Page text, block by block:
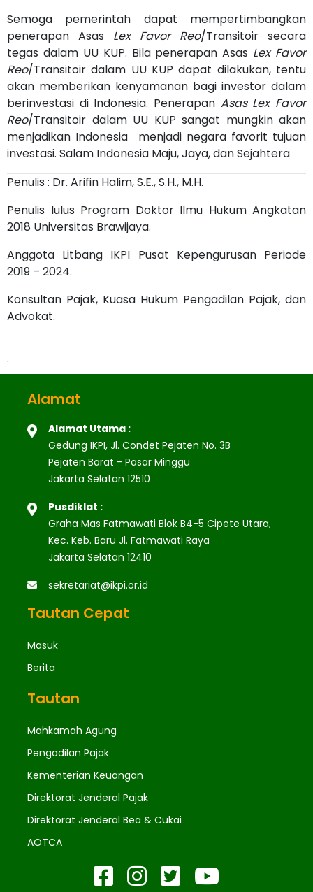
Semoga pemerintah dapat mempertimbangkan
penerapan Asas Lex Favor Reo/Transitoir secara
tegas dalam UU KUP. Bila penerapan Asas Lex Favor
Reo/Transitoir dalam UU KUP dapat dilakukan, tentu
akan memberikan kenyamanan bagi investor dalam
berinvestasi di Indonesia. Penerapan Asas Lex Favor
Reo/Transitoir dalam UU KUP sangat mungkin akan
menjadikan Indonesia menjadi negara favorit tujuan
investasi. Salam Indonesia Maju, Jaya, dan Sejahtera
Penulis : Dr. Arifin Halim, S.E., S.H., M.H.
Penulis lulus Program Doktor Ilmu Hukum Angkatan
2018 Universitas Brawijaya.
Anggota Litbang IKPI Pusat Kepengurusan Periode
2019 – 2024.
Konsultan Pajak, Kuasa Hukum Pengadilan Pajak, dan
Advokat.
.
Alamat
Alamat Utama :
Gedung IKPI, Jl. Condet Pejaten No. 3B
Pejaten Barat - Pasar Minggu
Jakarta Selatan 12510
Pusdiklat :
Graha Mas Fatmawati Blok B4-5 Cipete Utara,
Kec. Keb. Baru Jl. Fatmawati Raya
Jakarta Selatan 12410
sekretariat@ikpi.or.id
Tautan Cepat
Masuk
Berita
Tautan
Mahkamah Agung
Pengadilan Pajak
Kementerian Keuangan
Direktorat Jenderal Pajak
Direktorat Jenderal Bea & Cukai
AOTCA